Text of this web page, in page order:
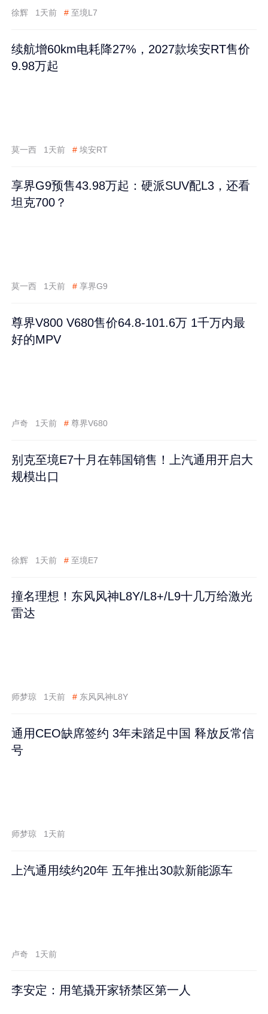
徐辉 1天前 # 至境L7
续航增60km电耗降27%，2027款埃安RT售价
9.98万起
莫一西 1天前 # 埃安RT
享界G9预售43.98万起：硬派SUV配L3，还看
坦克700？
莫一西 1天前 # 享界G9
尊界V800 V680售价64.8-101.6万 1千万内最
好的MPV
卢奇 1天前 # 尊界V680
别克至境E7十月在韩国销售！上汽通用开启大
规模出口
徐辉 1天前 # 至境E7
撞名理想！东风风神L8Y/L8+/L9十几万给激光
雷达
师梦琼 1天前 # 东风风神L8Y
通用CEO缺席签约 3年未踏足中国 释放反常信
号
师梦琼 1天前
上汽通用续约20年 五年推出30款新能源车
卢奇 1天前
李安定：用笔撬开家轿禁区第一人